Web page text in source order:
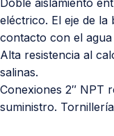
eléctrico. El eje de
contacto con el
Alta resistencia al
salinas.
Conexiones 2″ NPT
suministro.